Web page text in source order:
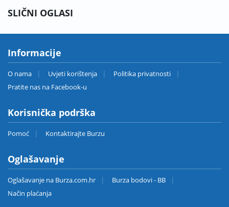
SLIČNI OGLASI
Informacije
O nama Uvjeti korištenja
Politika privatnosti
Pratite nas na Facebook-u
Korisnička podrška
Pomoć Kontaktirajte Burzu
Oglašavanje
Oglašavanje na Burza.com.hr
Burza bodovi - BB
Način plaćanja